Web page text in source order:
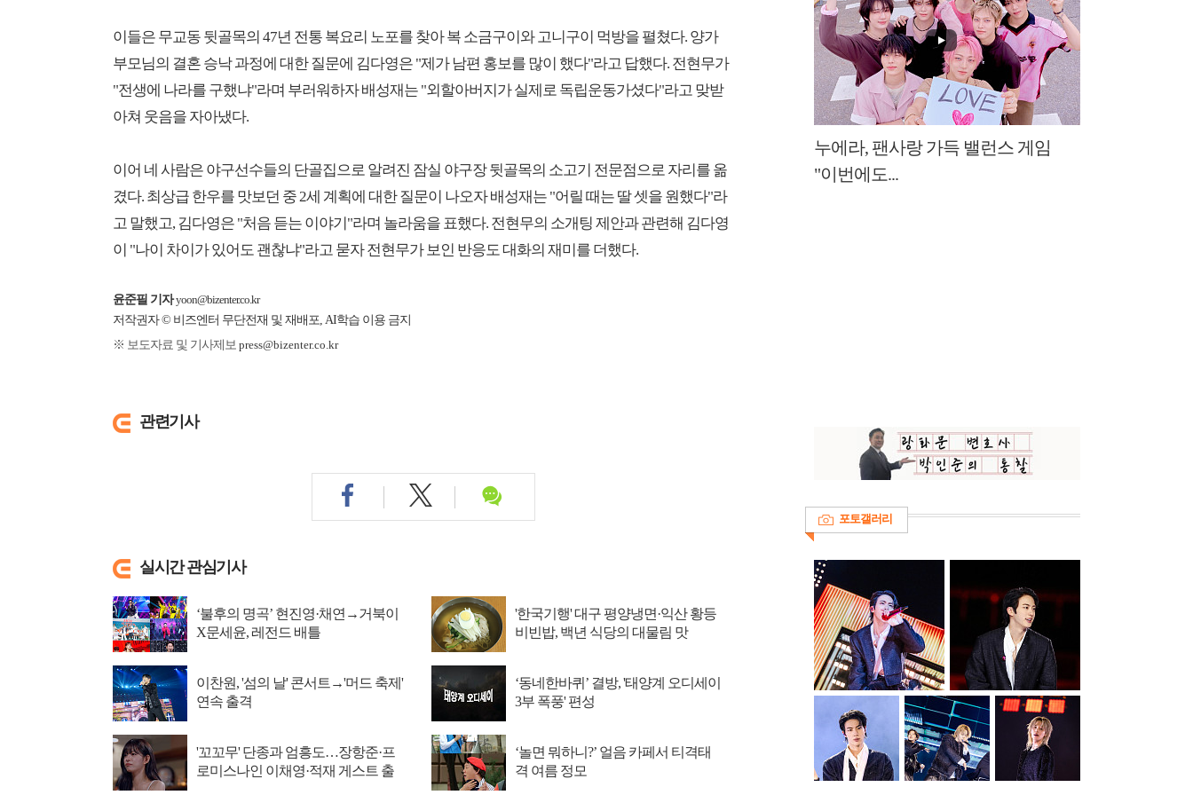
이들은 무교동 뒷골목의 47년 전통 복요리 노포를 찾아 복 소금구이와 고니구이 먹방을 펼쳤다. 양가
부모님의 결혼 승낙 과정에 대한 질문에 김다영은 "제가 남편 홍보를 많이 했다"라고 답했다. 전현무가
"전생에 나라를 구했냐"라며 부러워하자 배성재는 "외할아버지가 실제로 독립운동가셨다"라고 맞받
아쳐 웃음을 자아냈다.
이어 네 사람은 야구선수들의 단골집으로 알려진 잠실 야구장 뒷골목의 소고기 전문점으로 자리를 옮
겼다. 최상급 한우를 맛보던 중 2세 계획에 대한 질문이 나오자 배성재는 "어릴 때는 딸 셋을 원했다"라
고 말했고, 김다영은 "처음 듣는 이야기"라며 놀라움을 표했다. 전현무의 소개팅 제안과 관련해 김다영
이 "나이 차이가 있어도 괜찮냐"라고 묻자 전현무가 보인 반응도 대화의 재미를 더했다.
윤준필 기자 yoon@bizenter.co.kr
저작권자 © 비즈엔터 무단전재 및 재배포, AI학습 이용 금지
※ 보도자료 및 기사제보 press@bizenter.co.kr
관련기사
실시간 관심기사
‘불후의 명곡’ 현진영·채연→거북이
X문세윤, 레전드 배틀
'한국기행' 대구 평양냉면·익산 황등
비빈밥, 백년 식당의 대물림 맛
이찬원, '섬의 날' 콘서트→'머드 축제'
연속 출격
‘동네한바퀴’ 결방, '태양계 오디세이
3부 폭풍' 편성
'꼬꼬무' 단종과 엄흥도…장항준·프
로미스나인 이채영·적재 게스트 출
‘놀면 뭐하니?’ 얼음 카페서 티격태
격 여름 정모
누에라, 팬사랑 가득 밸런스 게임
"이번에도...
포토갤러리